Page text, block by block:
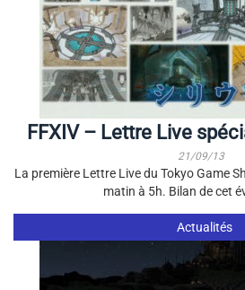
FFXIV – Lettre Live
21/09/13
La première Lettre Live du Tokyo Game
matin à 5h. Bilan de cet
Actualités